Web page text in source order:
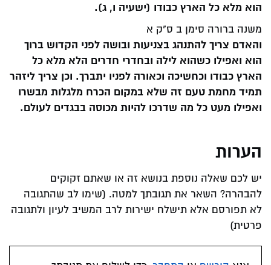
הוא מלא כל הארץ כבודו (ישעיה ו, ג).
משנה ברורה סימן ב ס"ק א
והאדם צריך להתנהג בצניעות ובושה לפני הקדוש ברוך
הוא ואפילו כשהוא לילה ובחדרי חדרים הלא מלא כל
הארץ כבודו וכחשיכה וכאורה לפניו יתברך. וכן צריך ליזהר
תמיד מחמת טעם זה שלא במקום הכרח מלגלות מבשרו
ואפילו מעט כל מה שדרכו להיות מכוסה בבגדים לעולם.
הערות
יש לכם שאלה נוספת בנושא זה או שאתם זקוקים
להבהרה? השאר את תגובתך למטה. (שימו לב שהתגובה
לא תפורסם אלא תישלח ישירות לרב המשיב לעיון ולתגובה
פרטית)